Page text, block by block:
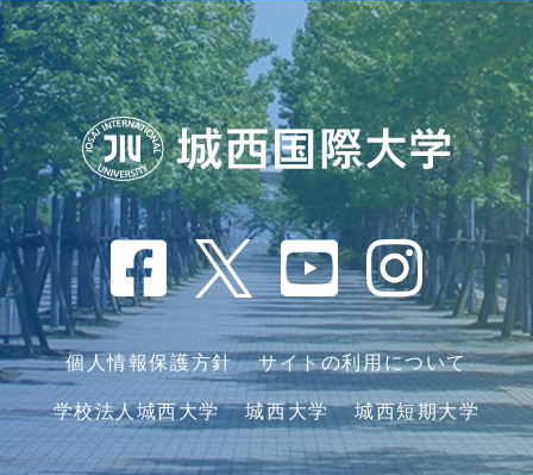
個人情報保護方針 サイトの利用について
学校法人城西大学 城西大学 城西短期大学